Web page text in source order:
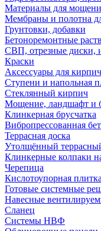
Материалы для
Мембраны и полотна
Грунтовки, добавки
Бетоноремонтные
СВП, отрезные диски,
Краски
Аксессуары для
Ступени и напольная
Cтеклянный кирпич
Мощение, ландшафт и
Клинкерная брусчатка
Вибропрессованная
Террасная доска
Утолщённый
Клинкерные колпаки
Черепица
Кислотоупорная
Готовые системные
Навесные
Сланец
Системы НВФ